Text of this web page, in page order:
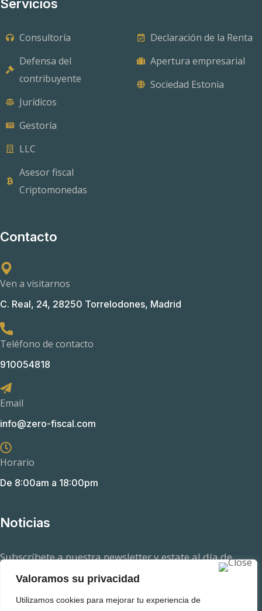
Valoramos su privacidad
Utilizamos cookies para mejorar tu experiencia de
Servicios
Consultoría
Defensa del
contribuyente
Jurídicos
Gestoría
LLC
Asesor fiscal
Criptomonedas
Declaración de la Renta
Apertura empresarial
Sociedad Estonia
Contacto
Ven a visitarnos
C. Real, 24, 28250 Torrelodones, Madrid
Teléfono de contacto
910054818
Email
info@zero-fiscal.com
Horario
De 8:00am a 18:00pm
Noticias
Subscríbete a nuestra newsletter y estate al día de
aquellas novedades en el ámbito fiscal que pueden